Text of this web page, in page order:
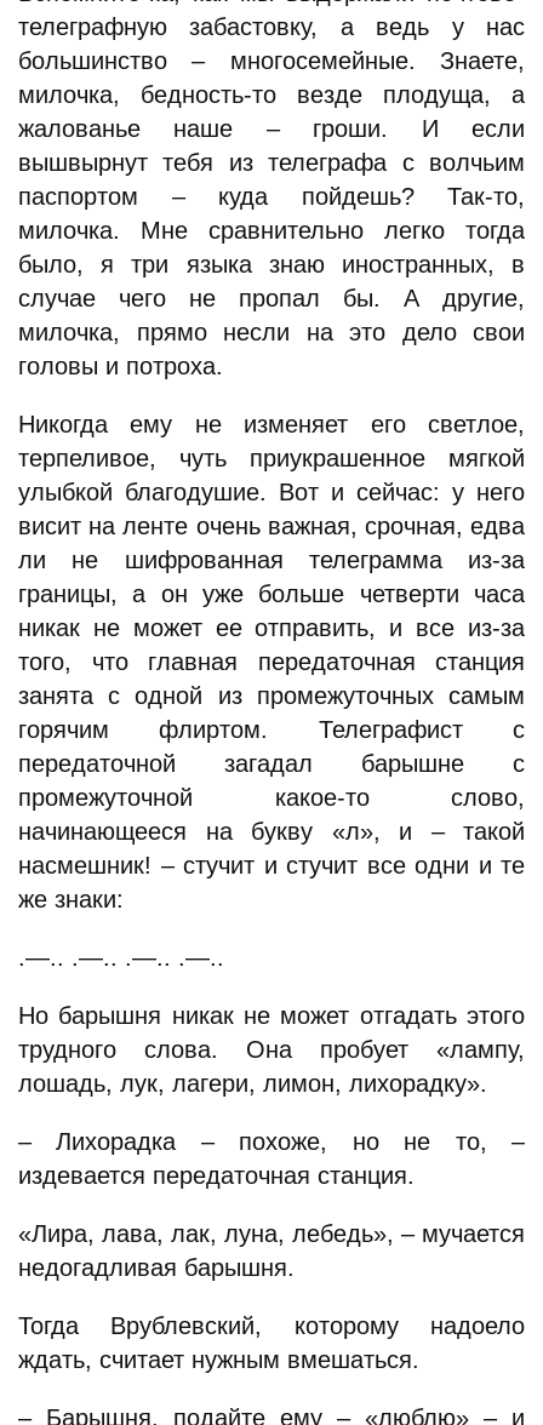
телеграфную забастовку, а ведь у нас
большинство – многосемейные. Знаете,
милочка, бедность-то везде плодуща, а
жалованье наше – гроши. И если
вышвырнут тебя из телеграфа с волчьим
паспортом – куда пойдешь? Так-то,
милочка. Мне сравнительно легко тогда
было, я три языка знаю иностранных, в
случае чего не пропал бы. А другие,
милочка, прямо несли на это дело свои
головы и потроха.
Никогда ему не изменяет его светлое,
терпеливое, чуть приукрашенное мягкой
улыбкой благодушие. Вот и сейчас: у него
висит на ленте очень важная, срочная, едва
ли не шифрованная телеграмма из-за
границы, а он уже больше четверти часа
никак не может ее отправить, и все из-за
того, что главная передаточная станция
занята с одной из промежуточных самым
горячим флиртом. Телеграфист с
передаточной загадал барышне с
промежуточной какое-то слово,
начинающееся на букву «л», и – такой
насмешник! – стучит и стучит все одни и те
же знаки:
.—.. .—.. .—.. .—..
Но барышня никак не может отгадать этого
трудного слова. Она пробует «лампу,
лошадь, лук, лагери, лимон, лихорадку».
– Лихорадка – похоже, но не то, –
издевается передаточная станция.
«Лира, лава, лак, луна, лебедь», – мучается
недогадливая барышня.
Тогда Врублевский, которому надоело
ждать, считает нужным вмешаться.
– Барышня, подайте ему – «люблю» – и